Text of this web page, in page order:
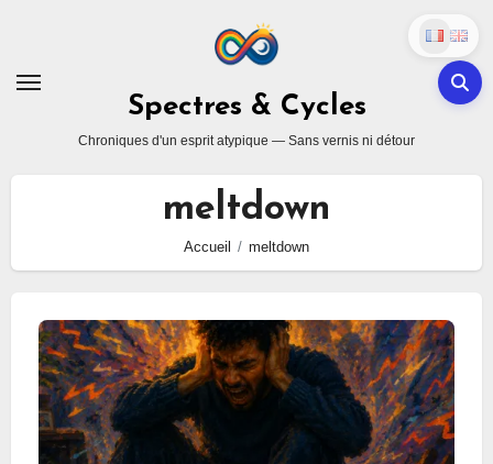
content
Spectres & Cycles
Chroniques d'un esprit atypique — Sans vernis ni détour
meltdown
Accueil meltdown